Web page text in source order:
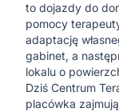
to dojazdy do
pomocy
adaptację
gabinet, a
lokalu o
Dziś Centrum
placówka